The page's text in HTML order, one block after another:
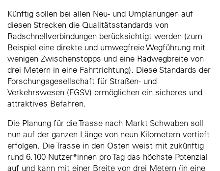
Künftig sollen bei allen Neu- und Umplanungen auf
diesen Strecken die Qualitätsstandards von
Radschnellverbindungen berücksichtigt werden (zum
Beispiel eine direkte und umwegfreie Wegführung mit
wenigen Zwischenstopps und eine Radwegbreite von
drei Metern in eine Fahrtrichtung). Diese Standards der
Forschungsgesellschaft für Straßen- und
Verkehrswesen (FGSV) ermöglichen ein sicheres und
attraktives Befahren.
Die Planung für die Trasse nach Markt Schwaben soll
nun auf der ganzen Länge von neun Kilometern vertieft
erfolgen. Die Trasse in den Osten weist mit zukünftig
rund 6.100 Nutzer*innen pro Tag das höchste Potenzial
auf und kann mit einer Breite von drei Metern (in eine